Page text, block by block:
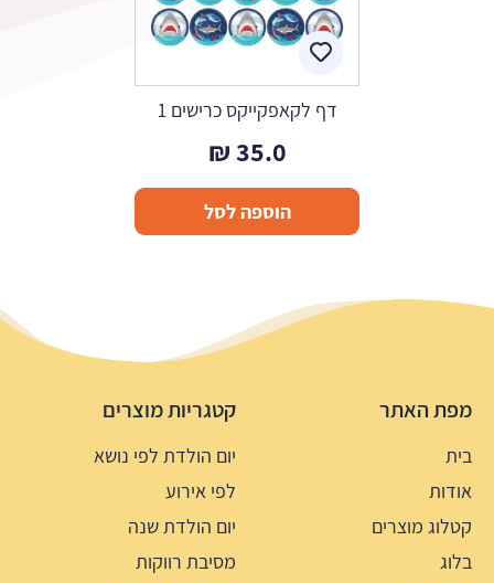
דף לקאפקייקס כרישים 1
35.0
₪
הוספה לסל
מפת האתר
בית
אודות
קטלוג מוצרים
בלוג
קטגריות מוצרים
יום הולדת לפי נושא
לפי אירוע
יום הולדת שנה
מסיבת רווקות